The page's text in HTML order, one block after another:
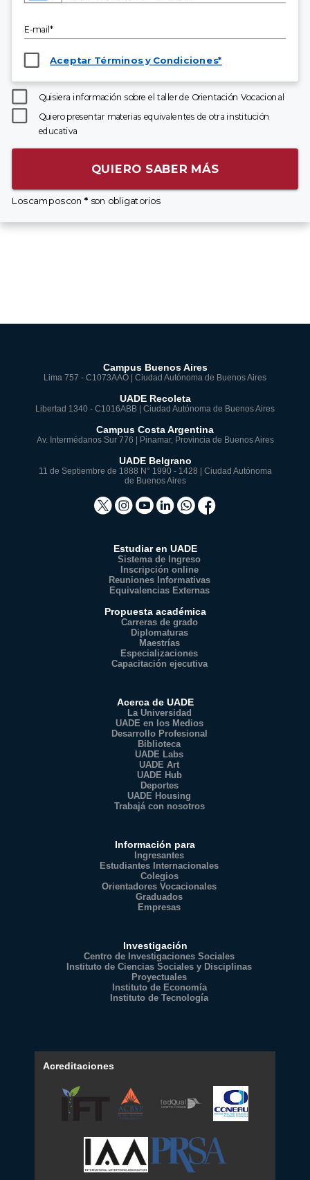
E-mail*
Aceptar Términos y Condiciones*
Quisiera información sobre el taller de Orientación Vocacional
Quiero presentar materias equivalentes de otra institución
educativa
QUIERO SABER MÁS
Los campos con * son obligatorios
Campus Buenos Aires
Lima 757 - C1073AAO | Ciudad Autónoma de Buenos Aires
UADE Recoleta
Libertad 1340 - C1016ABB | Ciudad Autónoma de Buenos Aires
Campus Costa Argentina
Av. Intermédanos Sur 776 | Pinamar, Provincia de Buenos Aires
UADE Belgrano
11 de Septiembre de 1888 N° 1990 - 1428 | Ciudad Autónoma
de Buenos Aires
Estudiar en UADE
Sistema de Ingreso
Inscripción online
Reuniones Informativas
Equivalencias Externas
Propuesta académica
Carreras de grado
Diplomaturas
Maestrías
Especializaciones
Capacitación ejecutiva
Acerca de UADE
La Universidad
UADE en los Medios
Desarrollo Profesional
Biblioteca
UADE Labs
UADE Art
UADE Hub
Deportes
UADE Housing
Trabajá con nosotros
Información para
Ingresantes
Estudiantes Internacionales
Colegios
Orientadores Vocacionales
Graduados
Empresas
Investigación
Centro de Investigaciones Sociales
Instituto de Ciencias Sociales y Disciplinas
Proyectuales
Instituto de Economía
Instituto de Tecnología
Acreditaciones